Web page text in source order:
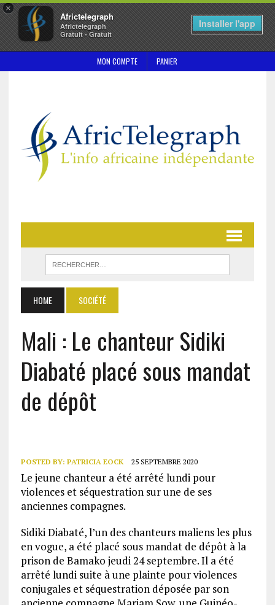
×
Africtelegraph
Africtelegraph
Gratuit - Gratuit
Installer l'app
MON COMPTE PANIER
HOME SOCIÉTÉ
Mali : Le chanteur Sidiki
Diabaté placé sous mandat
de dépôt
POSTED BY: PATRICIA EOCK 25 SEPTEMBRE 2020
Le jeune chanteur a été arrêté lundi pour
violences et séquestration sur une de ses
anciennes compagnes.
Sidiki Diabaté, l’un des chanteurs maliens les plus
en vogue, a été placé sous mandat de dépôt à la
prison de Bamako jeudi 24 septembre. Il a été
arrêté lundi suite à une plainte pour violences
conjugales et séquestration déposée par son